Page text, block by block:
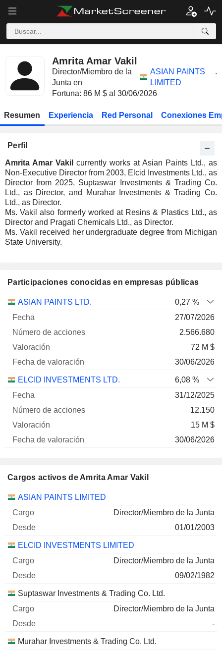
Amrita Amar Vakil
Director/Miembro de la
Junta en
ASIAN PAINTS
LIMITED
.
Fortuna: 86 M $ al 30/06/2026
Resumen Experiencia Red Personal Conexiones
Perfil
Amrita Amar Vakil currently works at Asian Paints Ltd., as
Non-Executive Director from 2003, Elcid Investments Ltd., as
Director from 2025, Suptaswar Investments & Trading Co.
Ltd., as Director, and Murahar Investments & Trading Co.
Ltd., as Director.
Ms. Vakil also formerly worked at Resins & Plastics Ltd., as
Director and Pragati Chemicals Ltd., as Director.
Ms. Vakil received her undergraduate degree from Michigan
State University.
Participaciones conocidas en empresas públicas
Empresa
Número
valoración
ASIAN PAINTS LTD.
0,27 %
27/07/2026
2.566.680
72 M $
30/06/2026
ELCID INVESTMENTS LTD.
6,08 %
31/12/2025
12.150
15 M $
30/06/2026
Cargos activos de Amrita Amar Vakil
Empresas Cargo Inicio
ASIAN PAINTS LIMITED
Director/Miembro de la Junta
01/01/2003
ELCID INVESTMENTS LIMITED
Director/Miembro de la Junta
09/02/1982
Suptaswar Investments & Trading Co. Ltd.
Director/Miembro de la Junta
-
Murahar Investments & Trading Co. Ltd.